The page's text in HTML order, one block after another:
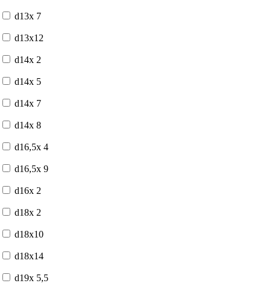
d13x 7
d13x12
d14x 2
d14x 5
d14x 7
d14x 8
d16,5x 4
d16,5x 9
d16x 2
d18x 2
d18x10
d18x14
d19x 5,5